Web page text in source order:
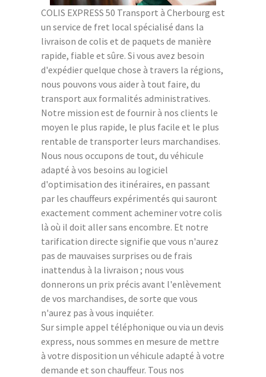
COLIS EXPRESS 50 Transport à Cherbourg est
un service de fret local spécialisé dans la
livraison de colis et de paquets de manière
rapide, fiable et sûre. Si vous avez besoin
d'expédier quelque chose à travers la régions,
nous pouvons vous aider à tout faire, du
transport aux formalités administratives.
Notre mission est de fournir à nos clients le
moyen le plus rapide, le plus facile et le plus
rentable de transporter leurs marchandises.
Nous nous occupons de tout, du véhicule
adapté à vos besoins au logiciel
d'optimisation des itinéraires, en passant
par les chauffeurs expérimentés qui sauront
exactement comment acheminer votre colis
là où il doit aller sans encombre. Et notre
tarification directe signifie que vous n'aurez
pas de mauvaises surprises ou de frais
inattendus à la livraison ; nous vous
donnerons un prix précis avant l'enlèvement
de vos marchandises, de sorte que vous
n'aurez pas à vous inquiéter.
Sur simple appel téléphonique ou via un devis
express, nous sommes en mesure de mettre
à votre disposition un véhicule adapté à votre
demande et son chauffeur. Tous nos